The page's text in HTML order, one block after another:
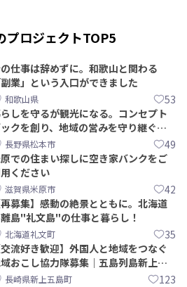
プロジェクトTOP5
仕事は辞めずに。和歌山と関わる
副業」という入口ができました
和歌山県 53
しを守るが観光になる。コンセプト
クを創り、地域の営みを守り継ぐ仲
を集めませんか？
長野県松本市 49
での住まい探しに空き家バンクをご
ください
滋賀県米原市 42
再募集】感動の絶景とともに。北海道
島"礼文島"の仕事と暮らし！
北海道礼文町 35
交流好き歓迎】外国人と地域をつなぐ
おこし協力隊募集｜五島列島新上五
長崎県新上五島町 123